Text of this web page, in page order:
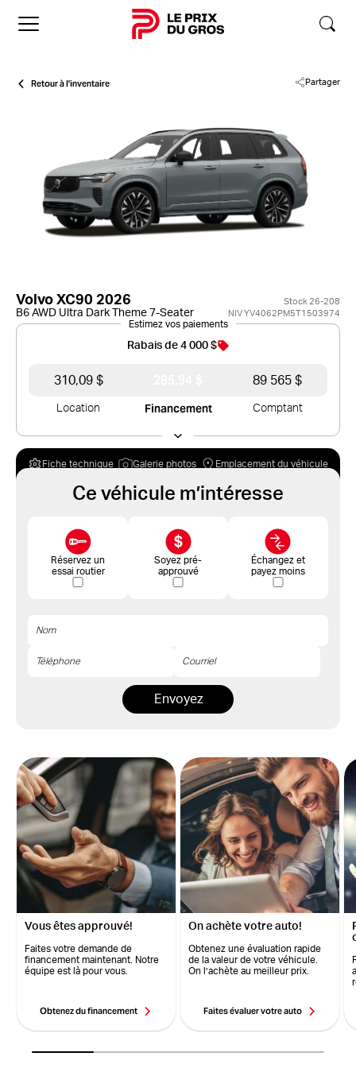
Accueil
Retour à l'inventaire Partager
Volvo XC90 2026 Stock 26-208
B6 AWD Ultra Dark Theme 7-Seater NIV YV4062PM5T1503974
Estimez vos paiements
Rabais de 4 000 $
310,09 $ 89 565 $
Location Financement Comptant
Fiche technique Galerie photos Emplacement du véhicule
Ce véhicule m’intéresse
Réservez un
essai routier
Soyez pré-
approuvé
Échangez et
payez moins
Envoyez
Vous êtes approuvé!
Faites votre demande de
financement maintenant. Notre
équipe est là pour vous.
Obtenez du financement
On achète votre auto!
Obtenez une évaluation rapide
de la valeur de votre véhicule.
On l’achète au meilleur prix.
Faites évaluer votre auto